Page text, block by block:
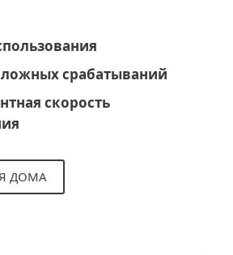
ложных срабатываний
скорость
ДОМА